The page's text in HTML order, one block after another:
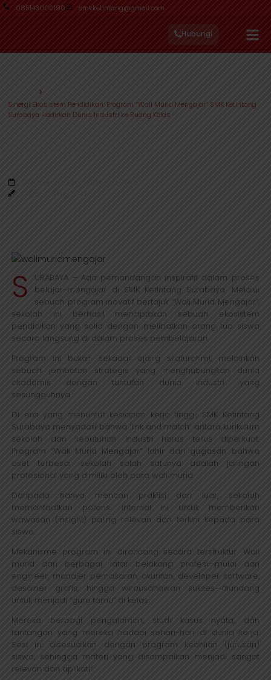
085143000190 smkketintang@gmail.com
Hubungi
Sinergi Ekosistem Pendidikan: Program “Wali Murid Mengajar” SMK Ketintang
Surabaya Hadirkan Dunia Industri ke Ruang Kelas
S
URABAYA – Ada pemandangan inspiratif dalam proses
belajar-mengajar di SMK Ketintang Surabaya. Melalui
sebuah program inovatif bertajuk “Wali Murid Mengajar”,
sekolah ini berhasil menciptakan sebuah ekosistem
pendidikan yang solid dengan melibatkan orang tua siswa
secara langsung di dalam proses pembelajaran.
Program ini bukan sekadar ajang silaturahmi, melainkan
sebuah jembatan strategis yang menghubungkan dunia
akademis dengan tuntutan dunia industri yang
sesungguhnya.
Di era yang menuntut kesiapan kerja tinggi, SMK Ketintang
Surabaya menyadari bahwa ‘link and match’ antara kurikulum
sekolah dan kebutuhan industri harus terus diperkuat.
Program “Wali Murid Mengajar” lahir dari gagasan bahwa
aset terbesar sekolah salah satunya adalah jaringan
profesional yang dimiliki oleh para wali murid.
Daripada hanya mencari praktisi dari luar, sekolah
memanfaatkan potensi internal ini untuk memberikan
wawasan (insight) paling relevan dan terkini kepada para
siswa.
Mekanisme program ini dirancang secara terstruktur. Wali
murid dari berbagai latar belakang profesi—mulai dari
engineer, manajer pemasaran, akuntan, developer software,
desainer grafis, hingga wirausahawan sukses—diundang
untuk menjadi “guru tamu” di kelas.
Mereka berbagi pengalaman, studi kasus nyata, dan
tantangan yang mereka hadapi sehari-hari di dunia kerja.
Sesi ini disesuaikan dengan program keahlian (jurusan)
siswa, sehingga materi yang disampaikan menjadi sangat
relevan dan aplikatif.